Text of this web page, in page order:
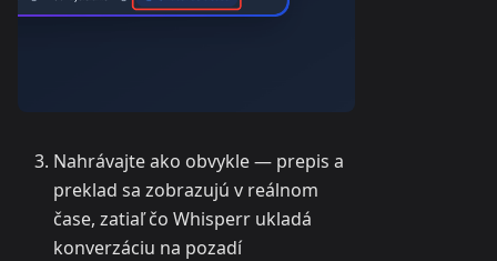
Nahrávajte ako obvykle — prepis a
preklad sa zobrazujú v reálnom
čase, zatiaľ čo Whisperr ukladá
konverzáciu na pozadí